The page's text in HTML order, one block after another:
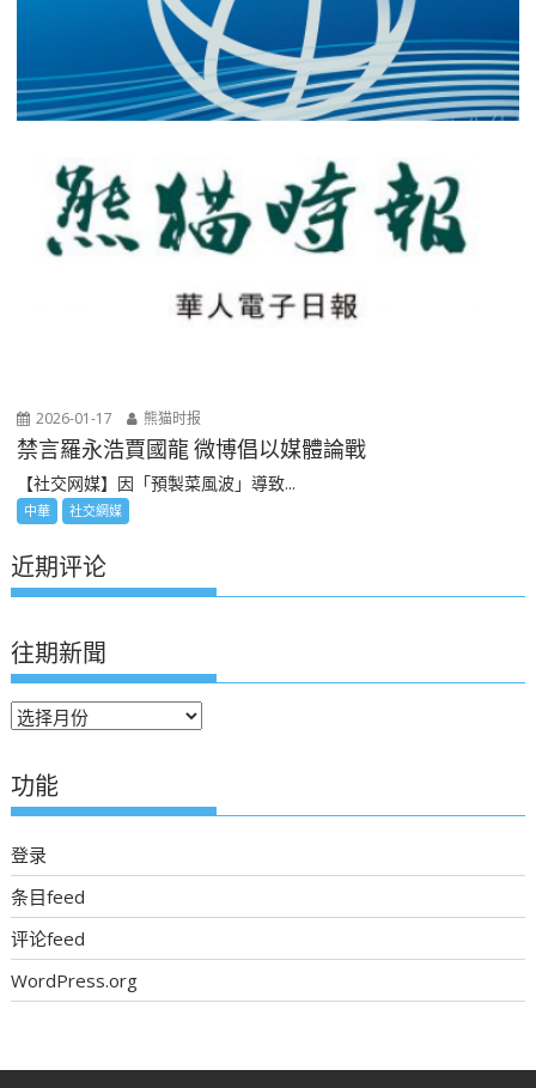
2026-01-17 熊猫时报
禁言羅永浩賈國龍 微博倡以媒體論戰
【社交网媒】因「預製菜風波」導致...
中華 社交網媒
近期评论
往期新聞
往
新
聞
功能
登录
条目feed
评论feed
WordPress.org